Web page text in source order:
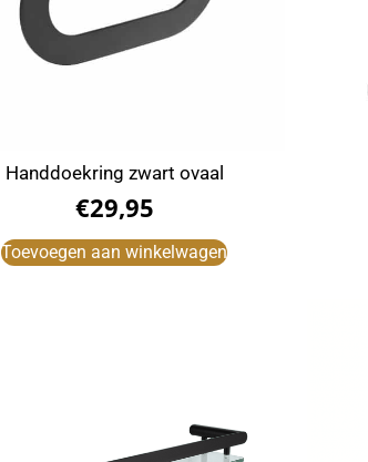
Handdoekring zwart ovaal
€29,95
Toevoegen aan winkelwagen